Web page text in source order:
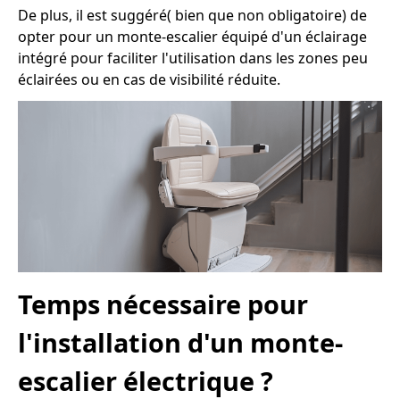
De plus, il est suggéré( bien que non obligatoire) de
opter pour un monte-escalier équipé d'un éclairage
intégré pour faciliter l'utilisation dans les zones peu
éclairées ou en cas de visibilité réduite.
Temps nécessaire pour
l'installation d'un monte-
escalier électrique ?